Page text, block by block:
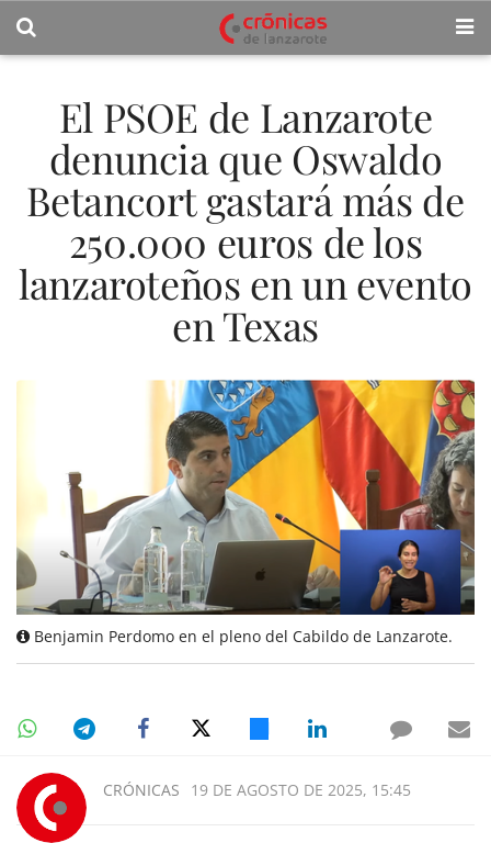
El PSOE de Lanzarote
denuncia que Oswaldo
Betancort gastará más de
250.000 euros de los
lanzaroteños en un evento
en Texas
Benjamin Perdomo en el pleno del Cabildo de Lanzarote.
CRÓNICAS 19 DE AGOSTO DE 2025, 15:45